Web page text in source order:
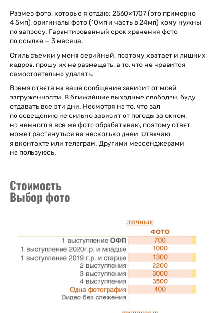
Размер фото, которые я отдаю: 2560×1707 (это примерно
4,5мп), оригиналы фото (10мп и часть в 24мп) кому нужны
по запросу. Гарантированный срок хранения фото
по ссылке — 3 месяца.
Стиль съемки у меня серийный, поэтому хватает и лишних
кадров, прошу их не размещать, а то, что не нравится
самостоятельно удалять.
Время ответа на ваше сообщение зависит от моей
загруженности. В ближайшие выходные свободен, буду
отдавать все эти дни. Несмотря на то, что зал
по освещению не сильно зависит от погоды за окном,
но немного я все же фото обрабатываю, поэтому ответ
может растянуться на несколько дней. Отвечаю
я вконтакте или телеграм. Другими мессенджерами
не пользуюсь.
Стоимость
Выбор фото